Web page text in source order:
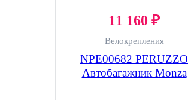
11 160 ₽
Велокрепления
NPE00682 PERUZZO
Автобагажник Monza